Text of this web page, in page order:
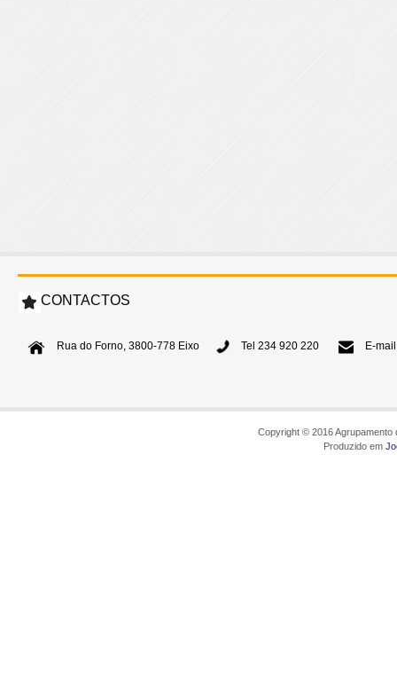
CONTACTOS
Rua do Forno, 3800-778 Eixo Tel 234 920 220 E-
Copyright © 2016
Produzido em